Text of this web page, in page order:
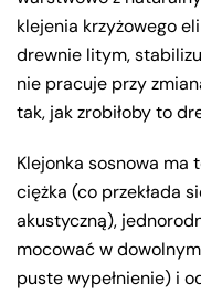
klejenia krzyżowego
drewnie litym,
nie pracuje przy
tak, jak zrobiłoby to
Klejonka sosnowa ma
ciężka (co przekłada
akustyczną),
mocować w
puste wypełnienie) i